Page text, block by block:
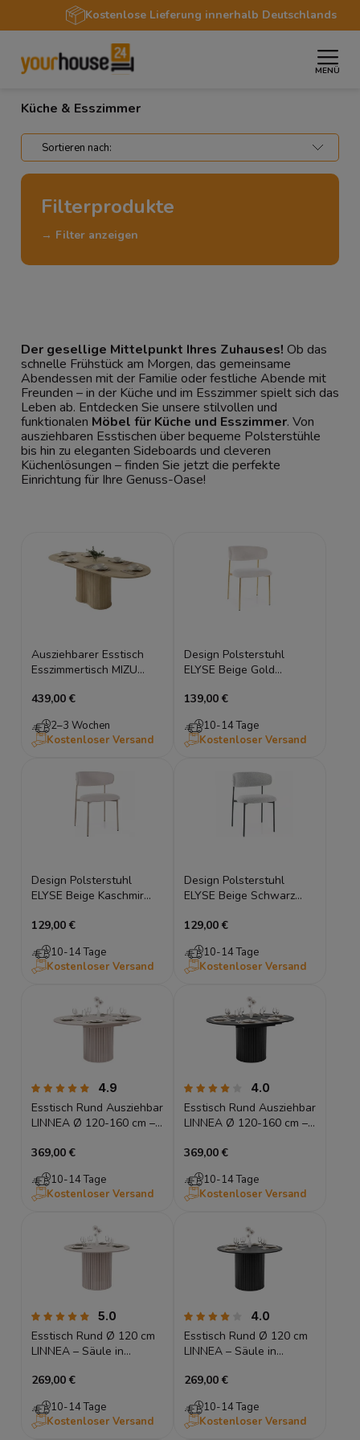
Kostenlose Lieferung innerhalb Deutschlands
MENÜ
Startseite » Wohnbereiche
Küche & Esszimmer
Filterprodukte
→ Filter anzeigen
Der gesellige Mittelpunkt Ihres Zuhauses! Ob das
schnelle Frühstück am Morgen, das gemeinsame
Abendessen mit der Familie oder festliche Abende mit
Freunden – in der Küche und im Esszimmer spielt sich das
Leben ab. Entdecken Sie unsere stilvollen und
funktionalen Möbel für Küche und Esszimmer. Von
ausziehbaren Esstischen über bequeme Polsterstühle
bis hin zu eleganten Sideboards und cleveren
Küchenlösungen – finden Sie jetzt die perfekte
Einrichtung für Ihre Genuss-Oase!
Ausziehbarer Esstisch
Esszimmertisch MIZU
Eiche, Lamellen
439,00 €
2–3 Wochen
Kostenloser Versand
Design Polsterstuhl
ELYSE Beige Gold
Metallbeine
139,00 €
10-14 Tage
Kostenloser Versand
Design Polsterstuhl
ELYSE Beige Kaschmir
Metallbeine
129,00 €
10-14 Tage
Kostenloser Versand
Design Polsterstuhl
ELYSE Beige Schwarz
Metallbeine
129,00 €
10-14 Tage
Kostenloser Versand
4.9
Esstisch Rund Ausziehbar
LINNEA Ø 120-160 cm –
– Kaschmir / Beige
369,00 €
10-14 Tage
Kostenloser Versand
4.0
Esstisch Rund Ausziehbar
LINNEA Ø 120-160 cm –
– Schwarz Matt
369,00 €
10-14 Tage
Kostenloser Versand
5.0
Esstisch Rund Ø 120 cm
LINNEA – Säule in
Kaschmir / Beige
269,00 €
10-14 Tage
Kostenloser Versand
4.0
Esstisch Rund Ø 120 cm
LINNEA – Säule in
Schwarz Matt
269,00 €
10-14 Tage
Kostenloser Versand